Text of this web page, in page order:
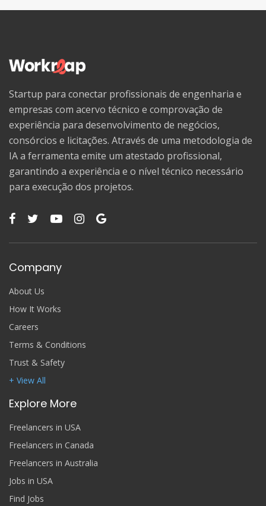
Startup para conectar profissionais de engenharia e
empresas com acervo técnico e comprovação de
experiência para desenvolvimento de negócios,
consórcios e licitações. Através de uma metodologia de
IA a ferramenta emite um atestado profissional,
garantindo a experiência e o nível técnico necessário
para execução dos projetos.
Company
About Us
How It Works
Careers
Terms & Conditions
Trust & Safety
+ View All
Explore More
Freelancers in USA
Freelancers in Canada
Freelancers in Australia
Jobs in USA
Find Jobs